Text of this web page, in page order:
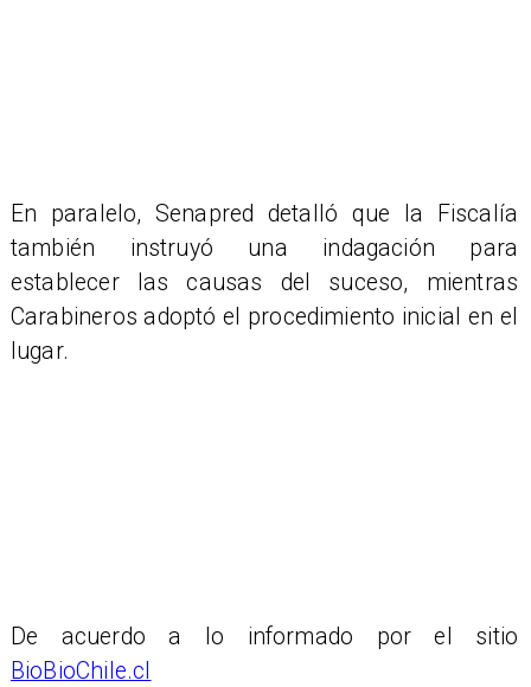
En paralelo, Senapred detalló que la Fiscalía
también instruyó una indagación para
establecer las causas del suceso, mientras
Carabineros adoptó el procedimiento inicial en el
lugar.
De acuerdo a lo informado por el sitio
BioBioChile.cl